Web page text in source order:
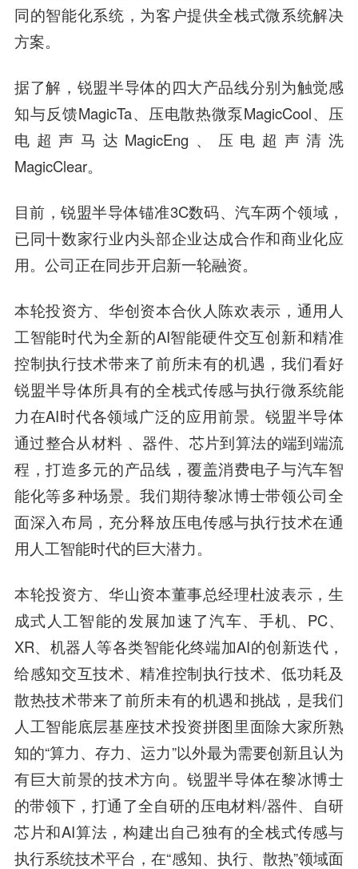
同的智能化系统，为客户提供全栈式微系统解决
方案。
据了解，锐盟半导体的四大产品线分别为触觉感
知与反馈MagicTa、压电散热微泵MagicCool、压
电超声马达MagicEng、压电超声清洗
MagicClear。
目前，锐盟半导体锚准3C数码、汽车两个领域，
已同十数家行业内头部企业达成合作和商业化应
用。公司正在同步开启新一轮融资。
本轮投资方、华创资本合伙人陈欢表示， 通用人
工智能时代为全新的AI智能硬件交互创新和精准
控制执行技术带来了前所未有的机遇，我们看好
锐盟半导体所具有的全栈式传感与执行微系统能
力在AI时代各领域广泛的应用前景。锐盟半导体
通过整合从材料 、器件、芯片到算法的端到端流
程，打造多元的产品线，覆盖消费电子与汽车智
能化等多种场景。我们期待黎冰博士带领公司全
面深入布局，充分释放压电传感与执行技术在通
用人工智能时代的巨大潜力。
本轮投资方、华山资本董事总经理杜波表示，生
成式人工智能的发展加速了汽车、手机、PC、
XR、机器人等各类智能化终端加AI的创新迭代，
给感知交互技术、精准控制执行技术、低功耗及
散热技术带来了前所未有的机遇和挑战，是我们
人工智能底层基座技术投资拼图里面除大家所熟
知的“算力、存力、运力”以外最为需要创新且认为
有巨大前景的技术方向。锐盟半导体在黎冰博士
的带领下，打通了全自研的压电材料/器件、自研
芯片和AI算法，构建出自己独有的全栈式传感与
执行系统技术平台，在“感知、执行、散热”领域面